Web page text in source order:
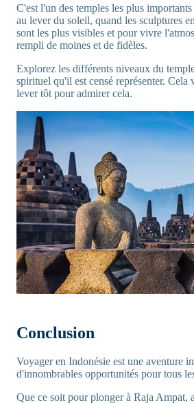
C'est l'un des temples les plus
au lever du soleil, quand les sculptures
sont les plus visibles et pour vivre
rempli de moines et de fidèles.
Explorez les différents niveaux du
spirituel qu'il est censé représenter. Cela
lever tôt pour admirer cela.
Conclusion
Voyager en Indonésie est une aventure
d'innombrables opportunités pour tous
Que ce soit pour plonger à Raja Ampat,